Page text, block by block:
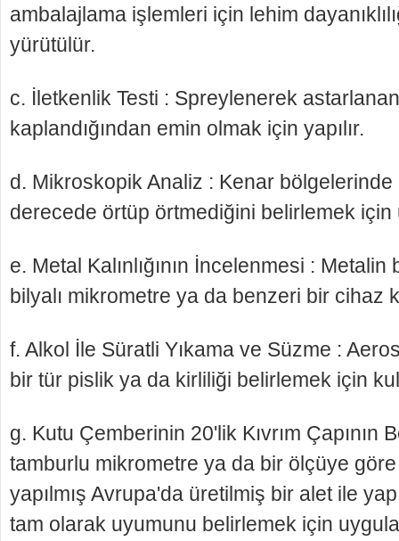
ambalajlama işlemleri için lehim
yürütülür.
c. İletkenlik Testi : Spreylenerek
kaplandığından emin olmak için yapılır.
d. Mikroskopik Analiz : Kenar
derecede örtüp örtmediğini belirlemek için
e. Metal Kalınlığının İncelenmesi : Metalin
bilyalı mikrometre ya da benzeri bir cihaz
f. Alkol İle Süratli Yıkama ve Süzme :
bir tür pislik ya da kirliliği belirlemek için
g. Kutu Çemberinin 20'lik Kıvrım Çapının
tam­burlu mikrometre ya da bir ölçüye göre
yapılmış Av­rupa'da üretilmiş bir alet ile
tam olarak uyumunu belirlemek için